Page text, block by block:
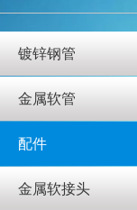
镀锌钢管
金属软管
配件
金属软接头